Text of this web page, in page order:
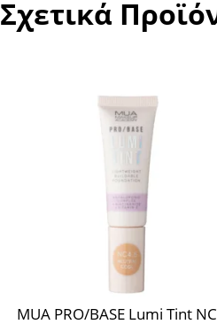
Σχετικά
MUA PRO/BASE Lumi Tint